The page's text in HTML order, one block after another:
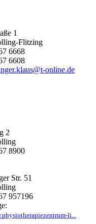
1
Flitzing
6668
6608
online.de
2
8900
Str. 51
957196
li...